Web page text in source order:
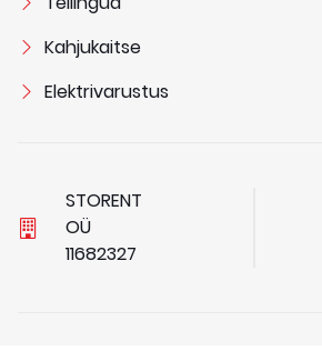
Kahjukaitse
Elektrivarustus
STORENT
OÜ
11682327